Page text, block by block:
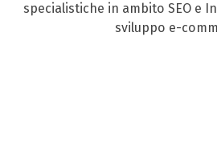
specialistiche in ambito SEO e
sviluppo e-